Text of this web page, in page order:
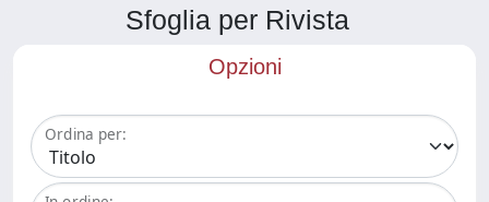
Sfoglia per Rivista
Opzioni
Ordina per: